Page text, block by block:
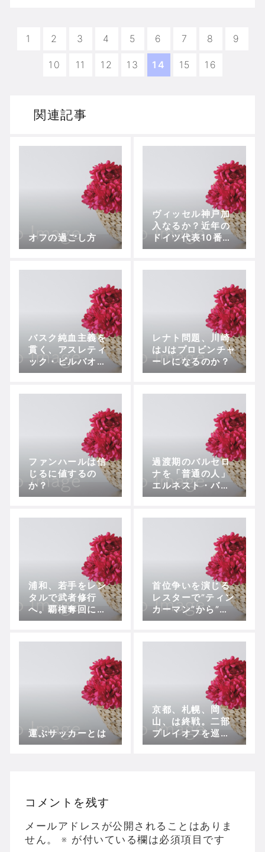
1 2 3 4 5 6 7 8 9
10 11 12 13 14 15 16
関連記事
オフの過ごし方
ヴィッセル神戸加
入なるか？近年の
ドイツ代表10番＝
ポドルスキの光と
バスク純血主義を
貫く、アスレティ
ック・ビルバオ今
夏の移籍市場
レナト問題、川崎
はJはプロビンチャ
ーレになるのか？
ファンハールは信
じるに値するの
か？
過渡期のバルセロ
ナを「普通の人」
エルネスト・バル
ベルデはどう救
浦和、若手をレン
タルで武者修行
へ。覇権奪回に向
け、経験を積ませ
首位争いを演じる
レスターで”ティン
カーマン”から”シ
ンカーマン”へ変身
運ぶサッカーとは
京都、札幌、岡
山、は終戦。二部
プレイオフを巡る
激戦は最終節まで
コメントを残す
メールアドレスが公開されることはありま
せん。
※ が付いている欄は必須項目です